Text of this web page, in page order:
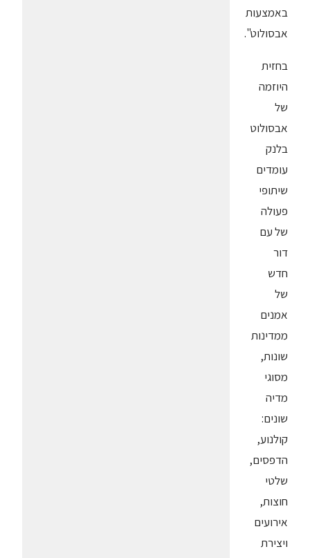
באמצעות
אבסולוט".
בחזית
היוזמה
של
אבסולוט
בלנק
עומדים
שיתופי
פעולה
של עם
דור
חדש
של
אמנים
ממדינות
שונות,
מסוגי
מדיה
שונים:
קולנוע,
הדפסים,
שלטי
חוצות,
אירועים
ויצירת